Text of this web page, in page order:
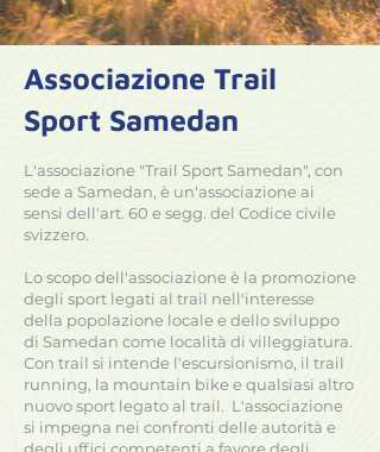
Associazione Trail
Sport Samedan
L'associazione "Trail Sport Samedan", con
sede a Samedan, è un'associazione ai
sensi dell'art. 60 e segg. del Codice civile
svizzero.
Lo scopo dell'associazione è la promozione
degli sport legati al trail nell'interesse
della popolazione locale e dello sviluppo
di Samedan come località di villeggiatura.
Con trail si intende l'escursionismo, il trail
running, la mountain bike e qualsiasi altro
nuovo sport legato al trail. L'associazione
si impegna nei confronti delle autorità e